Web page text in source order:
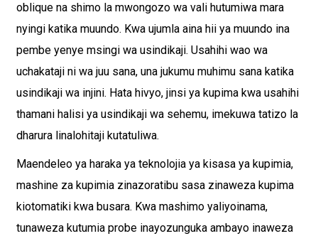
oblique na shimo la mwongozo wa vali hutumiwa mara
nyingi katika muundo. Kwa ujumla aina hii ya muundo ina
pembe yenye msingi wa usindikaji. Usahihi wao wa
uchakataji ni wa juu sana, una jukumu muhimu sana katika
usindikaji wa injini. Hata hivyo, jinsi ya kupima kwa usahihi
thamani halisi ya usindikaji wa sehemu, imekuwa tatizo la
dharura linalohitaji kutatuliwa.
Maendeleo ya haraka ya teknolojia ya kisasa ya kupimia,
mashine za kupimia zinazoratibu sasa zinaweza kupima
kiotomatiki kwa busara. Kwa mashimo yaliyoinama,
tunaweza kutumia probe inayozunguka ambayo inaweza